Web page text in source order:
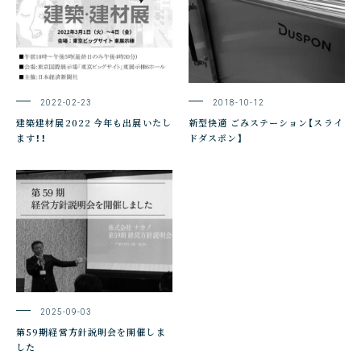
2022-02-23
建築建材展2022 今年も出展いたし
ます！！
2018-10-12
新型快適 ごみステーション【スライ
ドダスポン】
2025-09-03
第59期経営方針説明会を開催しま
した